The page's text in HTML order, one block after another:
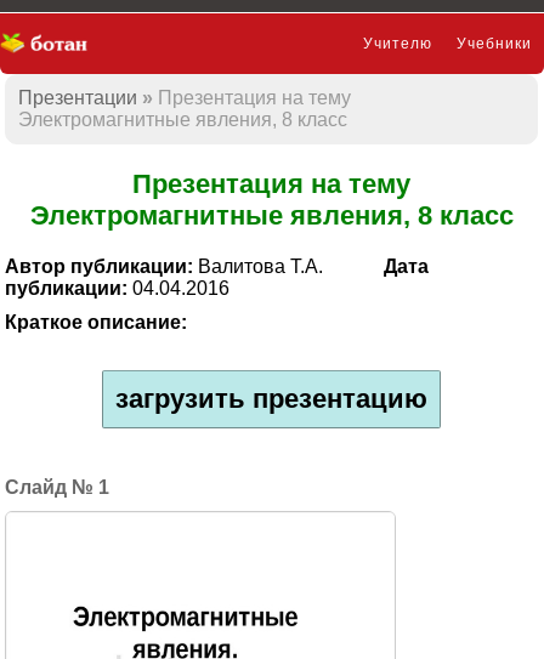
Учебники
Учителю
Презентации
Презентация на тему
Электромагнитные явления, 8 класс
Презентация на тему
Электромагнитные явления, 8 класс
Автор публикации: Валитова Т.А.
Дата
публикации: 04.04.2016
Краткое описание:
загрузить презентацию
1